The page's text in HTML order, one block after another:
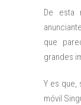
De esta
que
grandes
Y es que,
móvil